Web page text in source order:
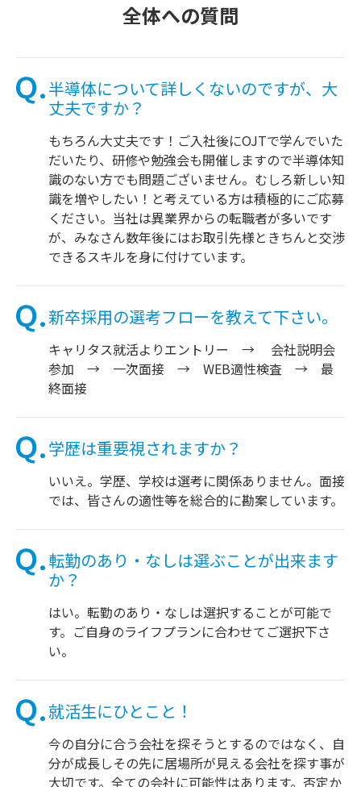
全体への質問
半導体について詳しくないのですが、大
丈夫ですか？
もちろん大丈夫です！ご入社後にOJTで学んでいた
だいたり、研修や勉強会も開催しますので半導体知
識のない方でも問題ございません。むしろ新しい知
識を増やしたい！と考えている方は積極的にご応募
ください。当社は異業界からの転職者が多いです
が、みなさん数年後にはお取引先様ときちんと交渉
できるスキルを身に付けています。
新卒採用の選考フローを教えて下さい。
キャリタス就活よりエントリー → 会社説明会
参加 → 一次面接 → WEB適性検査 → 最
終面接
学歴は重要視されますか？
いいえ。学歴、学校は選考に関係ありません。面接
では、皆さんの適性等を総合的に勘案しています。
転勤のあり・なしは選ぶことが出来ます
か？
はい。転勤のあり・なしは選択することが可能で
す。ご自身のライフプランに合わせてご選択下さ
い。
就活生にひとこと！
今の自分に合う会社を探そうとするのではなく、自
分が成長しその先に居場所が見える会社を探す事が
大切です。全ての会社に可能性はあります。否定か